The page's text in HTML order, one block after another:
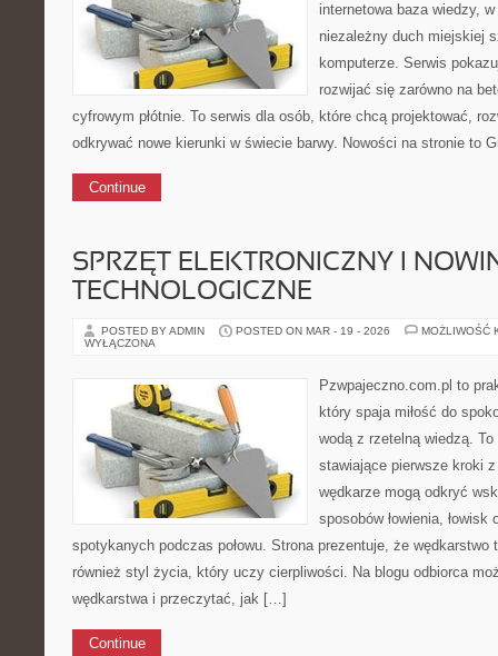
internetowa baza wiedzy,
niezależny duch miejskiej
komputerze. Serwis
rozwijać się zarówno na
cyfrowym płótnie. To serwis dla osób, które chcą projektować,
odkrywać nowe kierunki w świecie barwy. Nowości na stronie to
Continue
SPRZĘT ELEKTRONICZNY I
TECHNOLOGICZNE
POSTED BY ADMIN POSTED ON MAR - 19 - 2026
MOŻLIWOŚĆ
WYŁĄCZONA
Pzwpajeczno.com.pl to
który spaja miłość do
wodą z rzetelną wiedzą.
stawiające pierwsze kroki
wędkarze mogą odkryć
sposobów łowienia,
spotykanych podczas połowu. Strona prezentuje, że wędkarstwo
również styl życia, który uczy cierpliwości. Na blogu odbiorca
wędkarstwa i przeczytać, jak […]
Continue